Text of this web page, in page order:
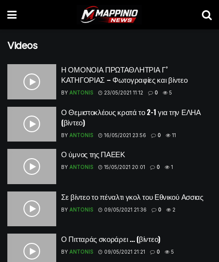
Videos
Η ΟΜΟΝΟΙΑ ΠΡΩΤΑΘΛΗΤΡΙΑ Γ’
ΚΑΤΗΓΟΡΙΑΣ – Φωτογραφίες και βίντεο
BY ANTONIS 23/05/2021 11:12 0 5
Ο Θεμιστοκλέους κρατά το 2-1 για την ΕΛΗΑ
(βίντεο)
BY ANTONIS 16/05/2021 23:56 0 11
Ο ύμνος της ΠΑΕΕΚ
BY ANTONIS 15/05/2021 20:01 0 1
Σε βίντεο το πέναλτι γκολ του Εθνικού Ασσιας
BY ANTONIS 09/05/2021 21:36 0 2
Ο Πιτταράς σκοράρει … (βίντεο)
BY ANTONIS 09/05/2021 21:21 0 5